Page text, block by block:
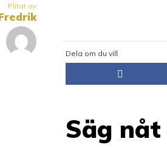
Plitat av
Dela om du vill
Säg